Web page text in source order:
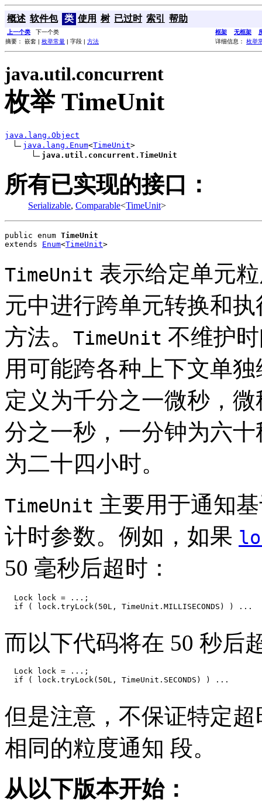
概述 软件包 类 使用 树 已过时 索引 帮助
上一个类 下一个类 框架 无框架
摘要： 嵌套 | 枚举常量 | 字段 | 方法 详细信息： 枚举
java.util.concurrent
枚举 TimeUnit
java.lang.Object
java.lang.Enum<TimeUnit>
java.util.concurrent.TimeUnit
所有已实现的接口：
Serializable, Comparable<TimeUnit>
public enum TimeUnit
extends Enum<TimeUnit>
TimeUnit 表示给定单元
元中进行跨单元转换和
方法。 TimeUnit 不维护
用可能跨各种上下文单
定义为千分之一微秒，
分之一秒，一分钟为六
为二十四小时。
TimeUnit 主要用于通知
计时参数。例如，如果
50 毫秒后超时：
  Lock lock = ...;
  if ( lock.tryLock(50L, TimeUnit.MILLISECONDS) ) ...
而以下代码将在 50 秒后
  Lock lock = ...;
  if ( lock.tryLock(50L, TimeUnit.SECONDS) ) ...
但是注意，不保证特定
相同的粒度通知 段。
从以下版本开始：